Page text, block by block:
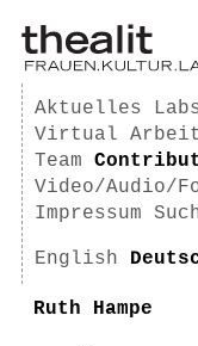
Aktuelles
Virtual
Team
Video/Audio/
Impressum
English
Ruth Hampe